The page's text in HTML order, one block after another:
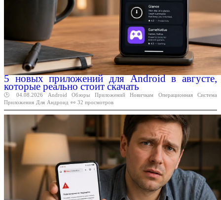
5 новых приложений для Android в августе,
которые реально стоит скачать
🕑 04.08.2026 Android Обзоры Приложений Новичкам Операционная
Система
Приложения Для Андроид 👀 32 просмотров